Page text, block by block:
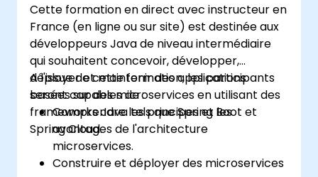
Cette formation en direct avec instructeur en
France (en ligne ou sur site) est destinée aux
développeurs Java de niveau intermédiaire
qui souhaitent concevoir, développer,
déployer et maintenir des applications
basées sur des microservices en utilisant des
frameworks Java tels que Spring Boot et
Spring Cloud.
A l'issue de cette formation, les participants
seront capables de :
Comprendre les principes et les
avantages de l'architecture
microservices.
Construire et déployer des microservices